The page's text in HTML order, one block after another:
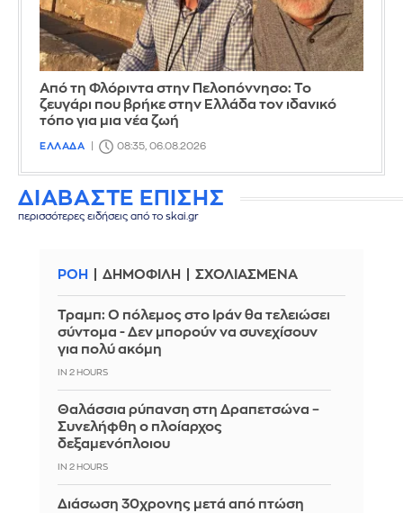
Από τη Φλόριντα στην Πελοπόννησο: Το
ζευγάρι που βρήκε στην Ελλάδα τον ιδανικό
τόπο για μια νέα ζωή
ΕΛΛΑΔΑ 08:35, 06.08.2026
ΔΙΑΒΑΣΤΕ ΕΠΙΣΗΣ
περισσότερες ειδήσεις από το skai.gr
ΡΟΗ ΔΗΜΟΦΙΛΗ ΣΧΟΛΙΑΣΜΕΝΑ
Τραμπ: Ο πόλεμος στο Ιράν θα τελειώσει
σύντομα - Δεν μπορούν να συνεχίσουν
για πολύ ακόμη
IN 2 HOURS
Θαλάσσια ρύπανση στη Δραπετσώνα –
Συνελήφθη ο πλοίαρχος
δεξαμενόπλοιου
IN 2 HOURS
Διάσωση 30χρονης μετά από πτώση